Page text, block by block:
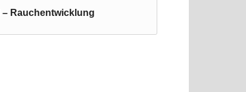
– Rauchentwicklung